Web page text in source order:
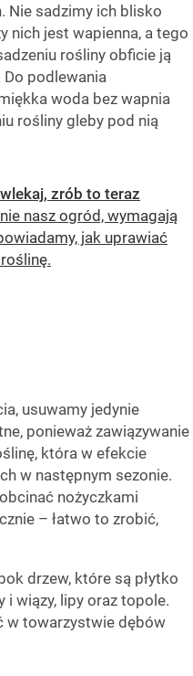
Nie sadzimy ich blisko
nich jest wapienna, a tego
rośliny obficie ją
Do podlewania
woda bez wapnia
rośliny gleby pod nią
zrób to teraz
nasz ogród, wymagają
jak uprawiać
usuwamy jedynie
ponieważ zawiązywanie
która w efekcie
w następnym sezonie.
nożyczkami
– łatwo to zrobić,
drzew, które są płytko
i wiązy, lipy oraz topole.
w towarzystwie dębów